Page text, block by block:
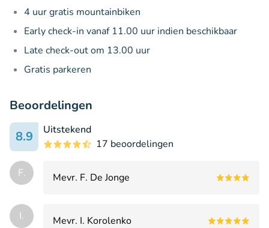
4 uur gratis mountainbiken
Early check-in vanaf 11.00 uur indien beschikbaar
Late check-out om 13.00 uur
Gratis parkeren
Beoordelingen
8.9
Uitstekend
17 beoordelingen
F. Mevr. F. De Jonge
I.
Mevr. I. Korolenko